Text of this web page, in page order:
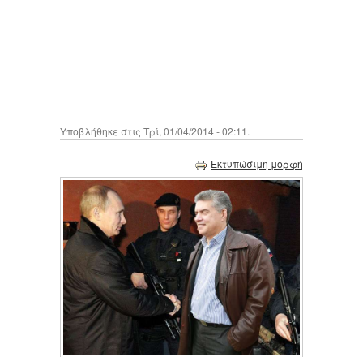
Υποβλήθηκε στις Τρί, 01/04/2014 - 02:11.
Εκτυπώσιμη μορφή